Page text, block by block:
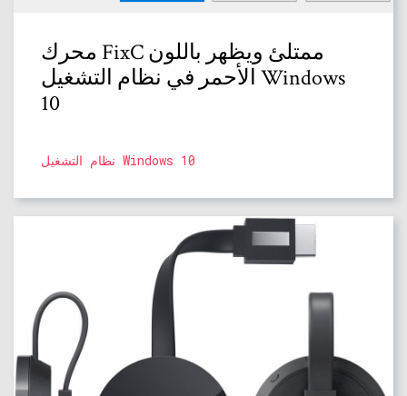
محرك FixC ممتلئ ويظهر باللون
الأحمر في نظام التشغيل Windows
10
نظام التشغيل Windows 10